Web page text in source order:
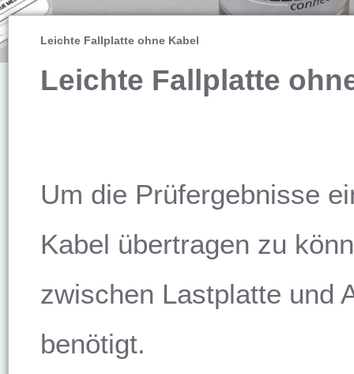
Leichte Fallplatte ohne Kabel
Leichte Fallplatte
Um die Prüfergebnisse
Kabel übertragen zu
zwischen Lastplatte und
benötigt.